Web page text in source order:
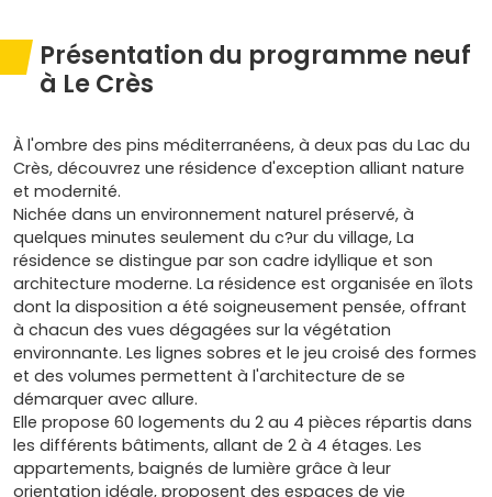
Présentation du programme neuf
à Le Crès
À l'ombre des pins méditerranéens, à deux pas du Lac du
Crès, découvrez une résidence d'exception alliant nature
et modernité.
Nichée dans un environnement naturel préservé, à
quelques minutes seulement du c?ur du village, La
résidence se distingue par son cadre idyllique et son
architecture moderne. La résidence est organisée en îlots
dont la disposition a été soigneusement pensée, offrant
à chacun des vues dégagées sur la végétation
environnante. Les lignes sobres et le jeu croisé des formes
et des volumes permettent à l'architecture de se
démarquer avec allure.
Elle propose 60 logements du 2 au 4 pièces répartis dans
les différents bâtiments, allant de 2 à 4 étages. Les
appartements, baignés de lumière grâce à leur
orientation idéale, proposent des espaces de vie